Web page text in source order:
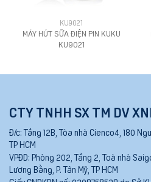
KU9021
MÁY HÚT SỮA ĐIỆN PIN KUKU
KU9021
CTY TNHH SX TM DV
Đ/c:Tầng 12B, Tòa nhà Cienco4, 180
TP HCM
VPĐD: Phòng 202, Tầng 2, Toà nhà
Lương Bằng, P. Tân Mỹ, TP HCM